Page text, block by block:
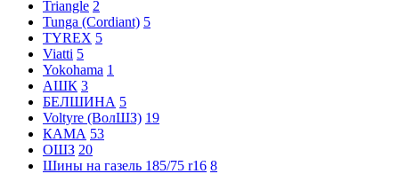
Triangle 2
Tunga (Cordiant) 5
TYREX 5
Viatti 5
Yokohama 1
АШК 3
БЕЛШИНА 5
Voltyre (ВолШЗ) 19
КАМА 53
ОШЗ 20
Шины на газель 185/75 r16 8